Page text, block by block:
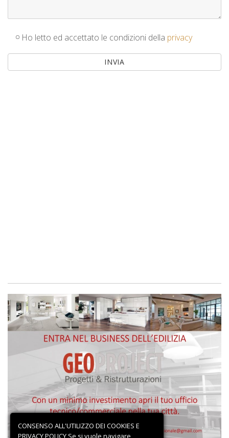
Ho letto ed accettato le condizioni della privacy
CONSENSO ALL'UTILIZZO DEI COOKIES E
PRIVACY POLICY Se si vuole navigare